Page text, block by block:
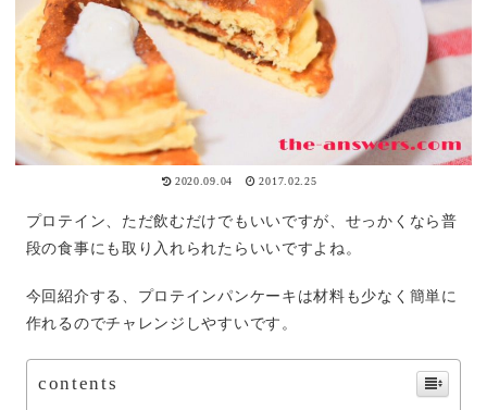
2020.09.04 2017.02.25
プロテイン、ただ飲むだけでもいいですが、せっかくなら普
段の食事にも取り入れられたらいいですよね。
今回紹介する、プロテインパンケーキは材料も少なく簡単に
作れるのでチャレンジしやすいです。
contents